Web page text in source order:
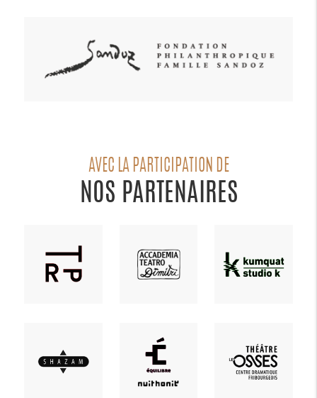
AVEC LA PARTICIPATION DE
NOS PARTENAIRES